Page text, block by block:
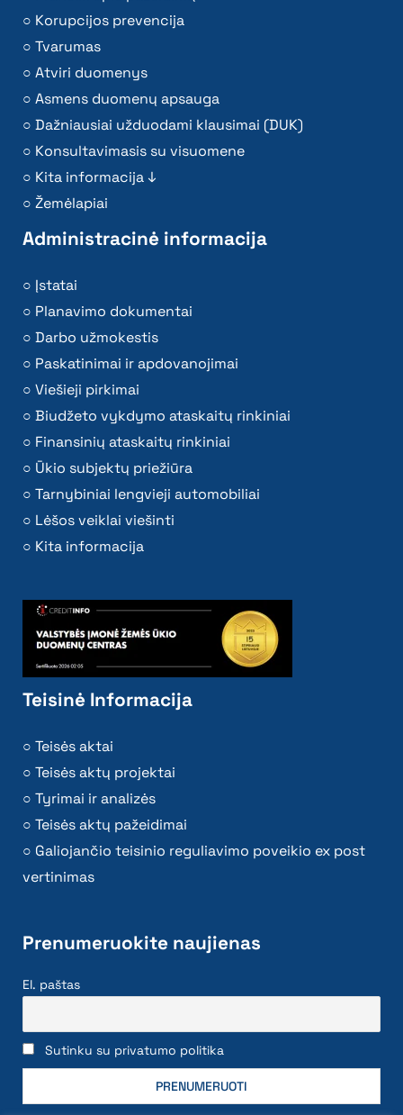
Korupcijos prevencija
Tvarumas
Atviri duomenys
Asmens duomenų apsauga
Dažniausiai užduodami klausimai (DUK)
Konsultavimasis su visuomene
Kita informacija ↓
Žemėlapiai
Administracinė informacija
Įstatai
Planavimo dokumentai
Darbo užmokestis
Paskatinimai ir apdovanojimai
Viešieji pirkimai
Biudžeto vykdymo ataskaitų rinkiniai
Finansinių ataskaitų rinkiniai
Ūkio subjektų priežiūra
Tarnybiniai lengvieji automobiliai
Lėšos veiklai viešinti
Kita informacija
Teisinė Informacija
Teisės aktai
Teisės aktų projektai
Tyrimai ir analizės
Teisės aktų pažeidimai
Galiojančio teisinio reguliavimo poveikio ex post
vertinimas
Prenumeruokite naujienas
El. paštas
Sutinku su privatumo politika